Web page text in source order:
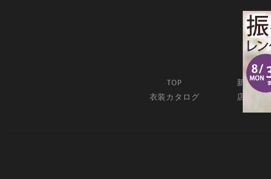
TOP 新着情報
衣装カタログ
店舗情報